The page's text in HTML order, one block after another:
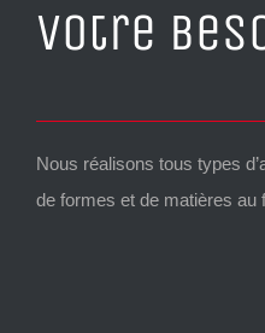
Votre
Nous réalisons tous types
de formes et de matières au